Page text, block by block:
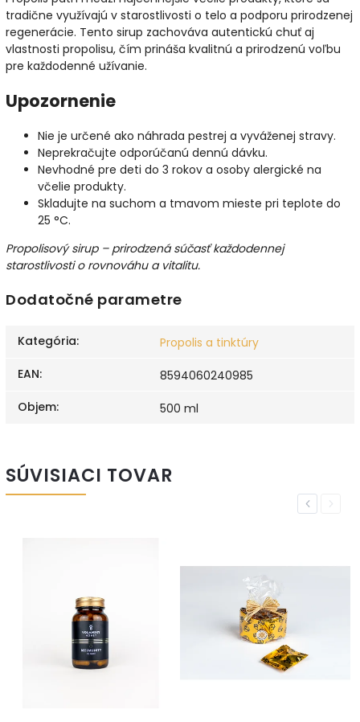
tradične využívajú v starostlivosti o telo a podporu prirodzenej
regenerácie. Tento sirup zachováva autentickú chuť aj
vlastnosti propolisu, čím prináša kvalitnú a prirodzenú voľbu
pre každodenné užívanie.
Upozornenie
Nie je určené ako náhrada pestrej a vyváženej stravy.
Neprekračujte odporúčanú dennú dávku.
Nevhodné pre deti do 3 rokov a osoby alergické na
včelie produkty.
Skladujte na suchom a tmavom mieste pri teplote do
25 °C.
Propolisový sirup – prirodzená súčasť každodennej
starostlivosti o rovnováhu a vitalitu.
Dodatočné parametre
Kategória:
Propolis a tinktúry
EAN:
8594060240985
Objem: 500 ml
SÚVISIACI TOVAR
PreviousNext